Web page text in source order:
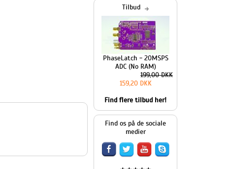
Tilbud
PhaseLatch - 20MSPS
ADC (No RAM)
199,00 DKK
159,20 DKK
Find flere tilbud her!
Find os på de sociale
medier